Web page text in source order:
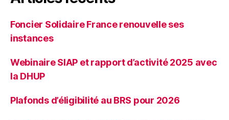
Foncier Solidaire France renouvelle ses
instances
Webinaire SIAP et rapport d’activité 2025 avec
la DHUP
Plafonds d’éligibilité au BRS pour 2026